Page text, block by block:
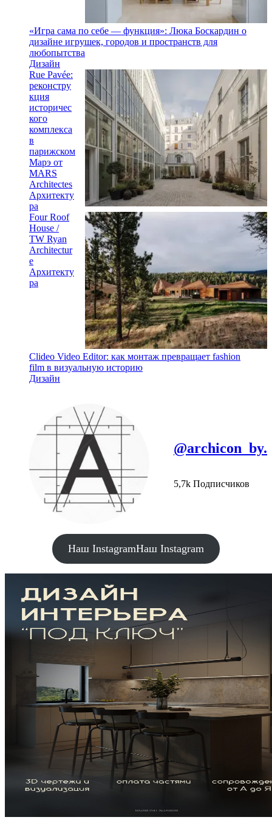
«Игра сама по себе — функция»: Люка Боскардин о
дизайне игрушек, городов и пространств для
любопытства
Дизайн
Rue Pavée:
реконстру
кция
историчес
кого
комплекса
в
парижском
Марэ от
MARS
Architectes
Архитекту
ра
Four Roof
House /
TW Ryan
Architectur
e
Архитекту
ра
Clideo Video Editor: как монтаж превращает fashion
film в визуальную историю
Дизайн
@archicon_by.
5,7k Подписчиков
Наш InstagramНаш Instagram